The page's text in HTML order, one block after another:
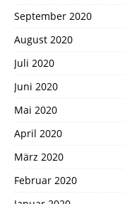
September 2020
August 2020
Juli 2020
Juni 2020
Mai 2020
April 2020
März 2020
Februar 2020